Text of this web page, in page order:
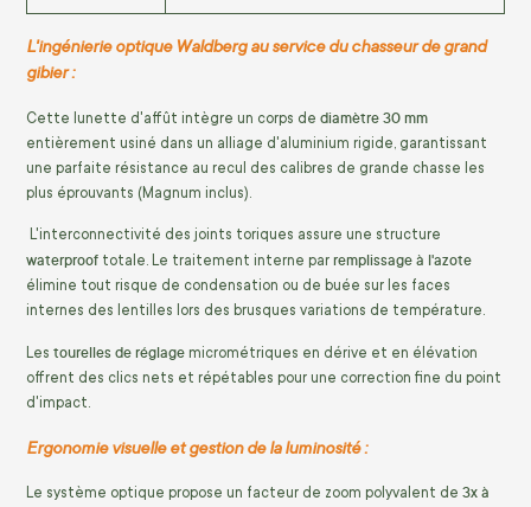
L'ingénierie optique Waldberg au service du chasseur de grand
gibier :
Cette lunette d'affût intègre un corps de diamètre 30 mm
entièrement usiné dans un alliage d'aluminium rigide, garantissant
une parfaite résistance au recul des calibres de grande chasse les
plus éprouvants (Magnum inclus).
L'interconnectivité des joints toriques assure une structure
waterproof totale. Le traitement interne par remplissage à l'azote
élimine tout risque de condensation ou de buée sur les faces
internes des lentilles lors des brusques variations de température.
Les tourelles de réglage micrométriques en dérive et en élévation
offrent des clics nets et répétables pour une correction fine du point
d'impact.
Ergonomie visuelle et gestion de la luminosité :
Le système optique propose un facteur de zoom polyvalent de 3x à